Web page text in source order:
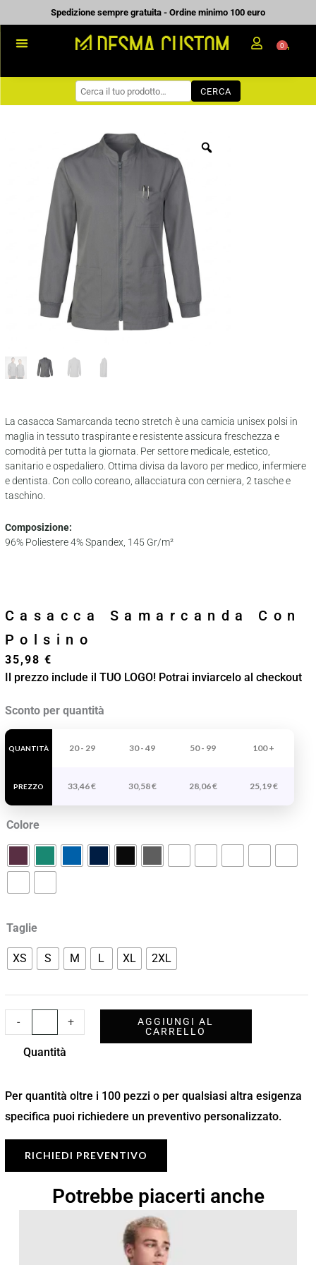
al
contenuto
Spedizione sempre gratuita - Ordine minimo 100 euro
WORKWEAR
PREVENTIVI
CHI SIAMO
BLOG
CONTATTI
0
CERCA
La casacca Samarcanda tecno stretch è una camicia unisex polsi in
maglia in tessuto traspirante e resistente assicura freschezza e
comodità per tutta la giornata. Per settore medicale, estetico,
sanitario e ospedaliero. Ottima divisa da lavoro per medico, infermiere
e dentista. Con collo coreano, allacciatura con cerniera, 2 tasche e
taschino.
Composizione:
96% Poliestere 4% Spandex, 145 Gr/m²
Casacca Samarcanda Con
Polsino
35,98 €
Il prezzo include il TUO LOGO! Potrai inviarcelo al checkout
Sconto per quantità
QUANTITÀ
PREZZO
20 - 29 30 - 49 50 - 99 100 +
33,46€ 30,58€ 28,06€ 25,19€
Colore
Taglie
XS S M L XL 2XL
-
Casacca
Samarcanda
Con
quantità
+
AGGIUNGI AL
CARRELLO
Quantità
Per quantità oltre i 100 pezzi o per qualsiasi altra esigenza
specifica puoi richiedere un preventivo personalizzato.
RICHIEDI PREVENTIVO
Potrebbe piacerti anche